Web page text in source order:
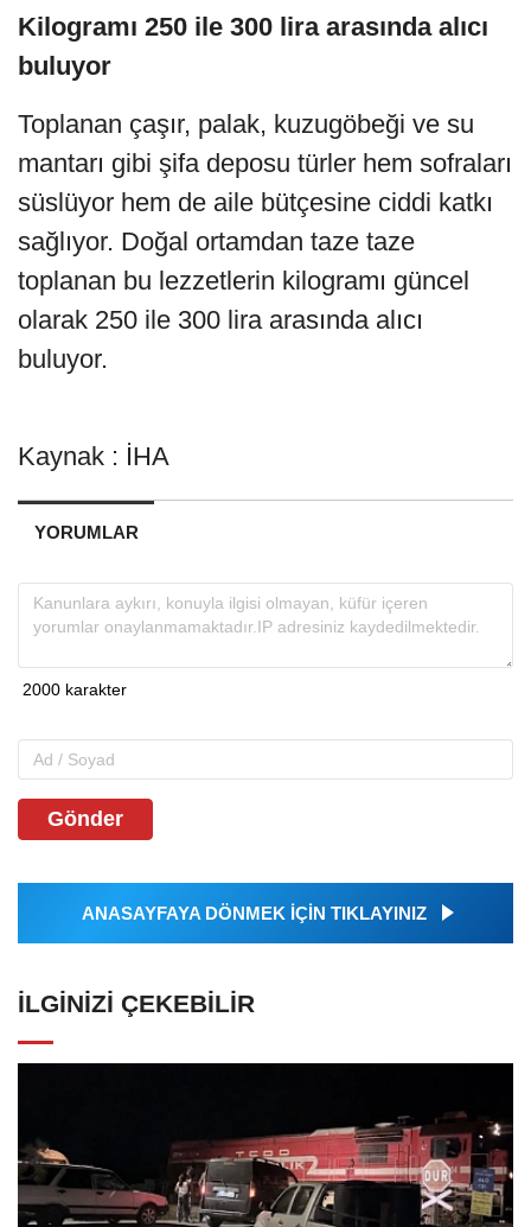
Kilogramı 250 ile 300 lira arasında alıcı
buluyor
Toplanan çaşır, palak, kuzugöbeği ve su
mantarı gibi şifa deposu türler hem sofraları
süslüyor hem de aile bütçesine ciddi katkı
sağlıyor. Doğal ortamdan taze taze
toplanan bu lezzetlerin kilogramı güncel
olarak 250 ile 300 lira arasında alıcı
buluyor.
Kaynak : İHA
YORUMLAR
Gönder
ANASAYFAYA DÖNMEK İÇİN TIKLAYINIZ
İLGINIZI ÇEKEBILIR